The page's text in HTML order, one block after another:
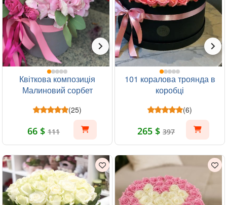
Квіткова композиція
Малиновий сорбет
(25)
66 $ 111
101 коралова троянда в
коробці
(6)
265 $ 397